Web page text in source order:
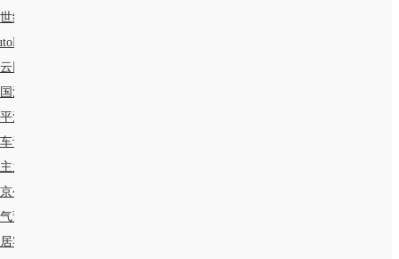
纪房车网
智驾
网
汽车消费网
洋产品库
评网
之家
公交
预报
客